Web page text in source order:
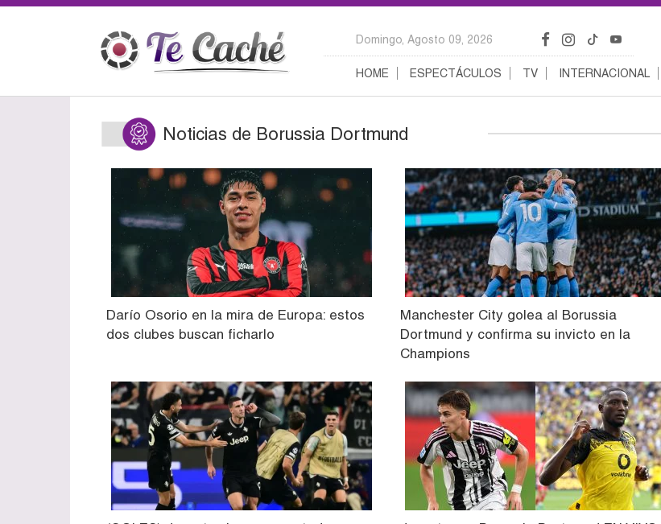
Domingo, Agosto 09, 2026
HOME ESPECTÁCULOS TV INTERNACIONAL
Noticias de Borussia Dortmund
Darío Osorio en la mira de Europa: estos
dos clubes buscan ficharlo
Manchester City golea al Borussia
Dortmund y confirma su invicto en la
Champions